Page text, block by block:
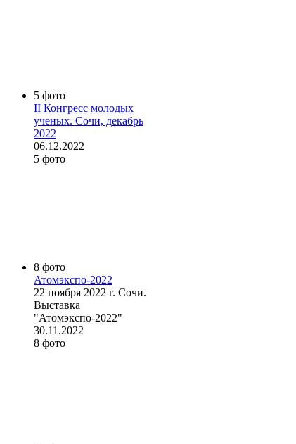
5 фото
II Конгресс молодых
ученых. Сочи, декабрь
2022
06.12.2022
5 фото
8 фото
Атомэкспо-2022
22 ноября 2022 г. Сочи.
Выставка
"Атомэкспо-2022"
30.11.2022
8 фото